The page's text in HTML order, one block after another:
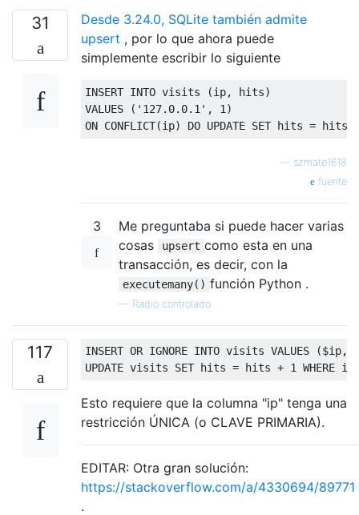
31
Desde 3.24.0, SQLite también admite
upsert , por lo que ahora puede
simplemente escribir lo siguiente
INSERT INTO visits (ip, hits)
VALUES
( '127.0.0.1' , 1 )
ON CONFLICT(ip) DO UPDATE SET hits = hits
szmate1618
fuente
3
Me preguntaba si puede hacer varias
cosas
upsert como esta en una
transacción, es decir, con la
executemany() función Python .
— Radio controlado
117 INSERT OR IGNORE INTO visits VALUES ($ip,
UPDATE visits SET hits = hits + 1 WHERE
Esto requiere que la columna "ip" tenga una
restricción ÚNICA (o CLAVE PRIMARIA).
EDITAR: Otra gran solución:
https://stackoverflow.com/a/4330694/89771
.